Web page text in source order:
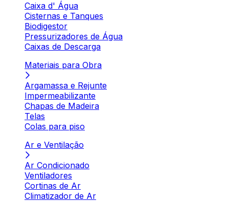
Caixa d' Água
Cisternas e Tanques
Biodigestor
Pressurizadores de Água
Caixas de Descarga
Materiais para Obra
Argamassa e Rejunte
Impermeabilizante
Chapas de Madeira
Telas
Colas para piso
Ar e Ventilação
Ar Condicionado
Ventiladores
Cortinas de Ar
Climatizador de Ar